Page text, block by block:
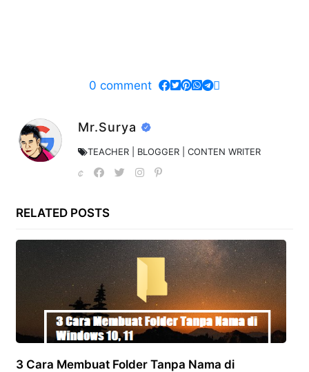
0 comment
Mr.Surya
TEACHER | BLOGGER | CONTEN WRITER
RELATED POSTS
3 Cara Membuat Folder Tanpa Nama di